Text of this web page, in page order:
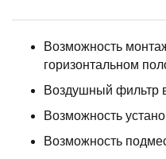
Возможность
горизонтальном
Воздушный фильтр
Возможность
Возможность